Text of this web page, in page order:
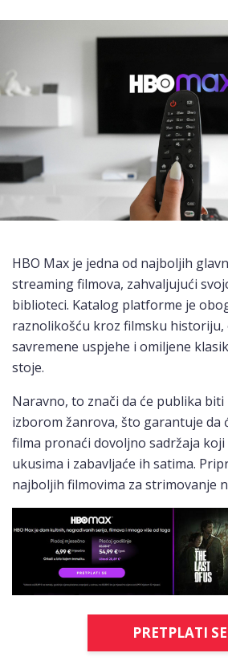
HBO Max je jedna od najboljih
streaming filmova, zahvaljujući
biblioteci. Katalog platforme je
raznolikošću kroz filmsku historiju,
savremene uspjehe i omiljene
stoje.
Naravno, to znači da će publika
izborom žanrova, što garantuje da
filma pronaći dovoljno sadržaja
ukusima i zabavljaće ih satima.
najboljih filmovima za strimovanje
PRETPLATI SE